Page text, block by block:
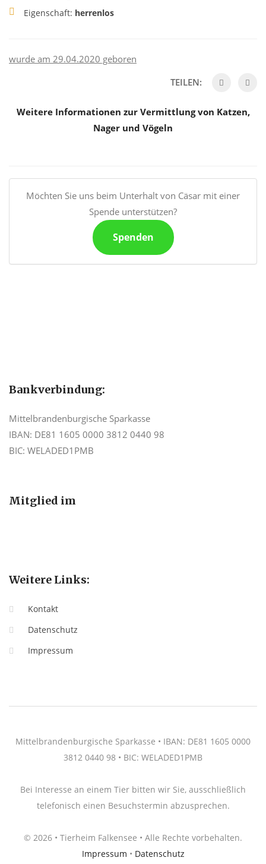
Eigenschaft: herrenlos
wurde am 29.04.2020 geboren
TEILEN:
Weitere Informationen zur Vermittlung von Katzen,
Nager und Vögeln
Möchten Sie uns beim Unterhalt von Cäsar mit einer
Spende unterstützen?
Spenden
Bankverbindung:
Mittelbrandenburgische Sparkasse
IBAN: DE81 1605 0000 3812 0440 98
BIC: WELADED1PMB
Mitglied im
Weitere Links:
Kontakt
Datenschutz
Impressum
Mittelbrandenburgische Sparkasse • IBAN: DE81 1605 0000
3812 0440 98 • BIC: WELADED1PMB
Bei Interesse an einem Tier bitten wir Sie, ausschließlich
telefonisch einen Besuchstermin abzusprechen.
© 2026 • Tierheim Falkensee • Alle Rechte vorbehalten.
Impressum • Datenschutz